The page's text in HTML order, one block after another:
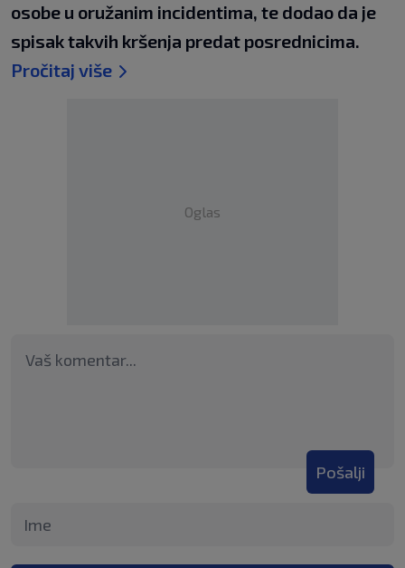
osobe u oružanim incidentima, te dodao da je
spisak takvih kršenja predat posrednicima.
Pročitaj više
Oglas
Pošalji